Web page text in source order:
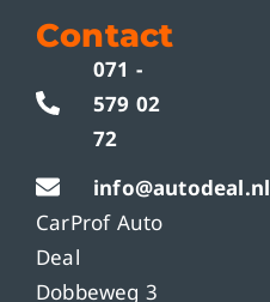
Contact
071 -
579 02
72
info@autodeal.nl
CarProf Auto
Deal
Dobbeweg 3